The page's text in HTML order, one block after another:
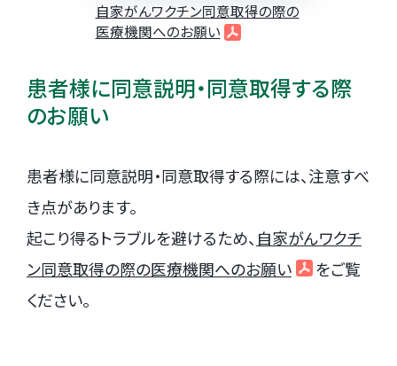
自家がんワクチン同意取得の際の
医療機関へのお願い
患者様に同意説明・同意取得する際
のお願い
患者様に同意説明・同意取得する際には、注意すべ
き点があります。
起こり得るトラブルを避けるため、 自家がんワクチ
ン同意取得の際の医療機関へのお願い
をご覧
ください。